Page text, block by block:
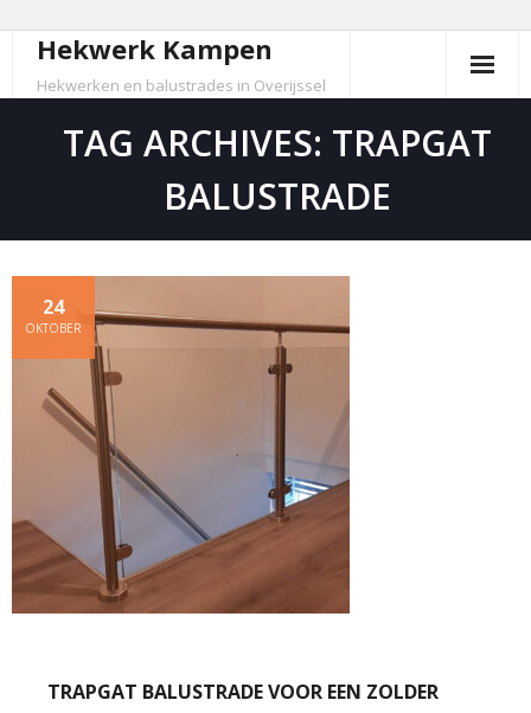
content
Hekwerk Kampen
Hekwerken en balustrades in Overijssel
TAG ARCHIVES: TRAPGAT
BALUSTRADE
TRAPGAT BALUSTRADE VOOR EEN ZOLDER
24
OKTOBER